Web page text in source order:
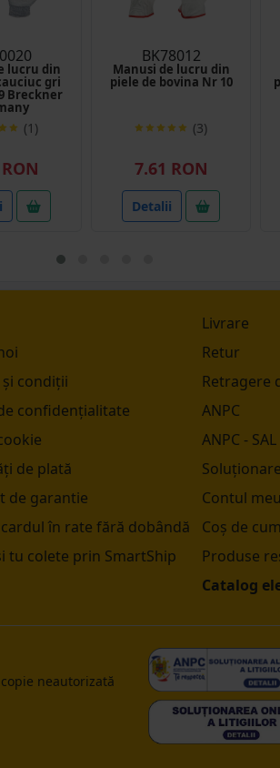
lucru din
gri
Breckner
(1)
BK78012
Manusi de lucru din
piele de bovina Nr 10
(3)
7.61 RON
Detalii
condiții
confidențialitate
de plată
de garantie
în rate fără dobândă
tu colete prin SmartShip
Livrare
Retur
Retragere
ANPC
ANPC - SAL
Contul meu
Coș de
Produse
Catalog
neautorizată